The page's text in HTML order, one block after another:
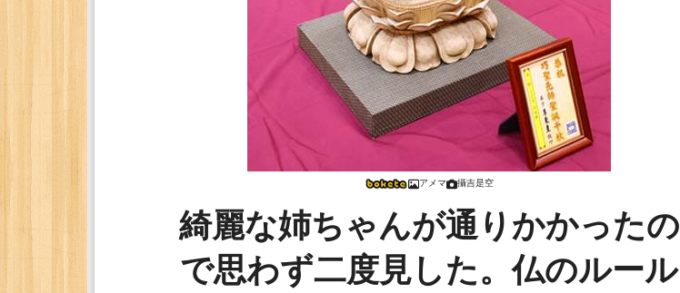
アメマ 攝吉是空
綺麗な姉ちゃんが通りかかったの
で思わず二度見した。仏のルール